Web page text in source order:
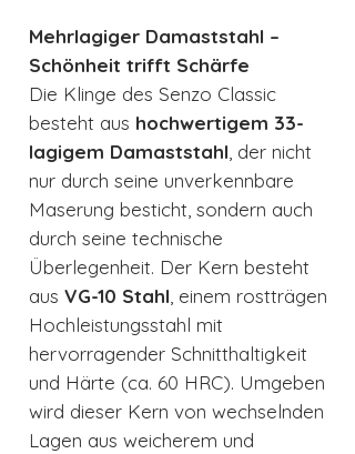
Mehrlagiger Damaststahl –
Schönheit trifft Schärfe
Die Klinge des Senzo Classic
besteht aus hochwertigem 33-
lagigem Damaststahl, der nicht
nur durch seine unverkennbare
Maserung besticht, sondern auch
durch seine technische
Überlegenheit. Der Kern besteht
aus VG-10 Stahl, einem rostträgen
Hochleistungsstahl mit
hervorragender Schnitthaltigkeit
und Härte (ca. 60 HRC). Umgeben
wird dieser Kern von wechselnden
Lagen aus weicherem und